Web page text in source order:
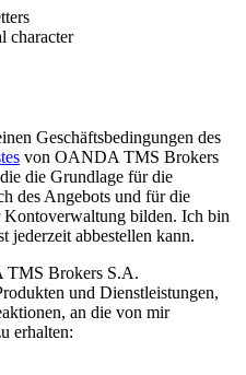
character
Geschäftsbedingungen des
von OANDA TMS Brokers
die Grundlage für die
des Angebots und für die
Kontoverwaltung bilden. Ich bin
jederzeit abbestellen kann.
Brokers S.A.
und Dienstleistungen,
an die von mir
erhalten: